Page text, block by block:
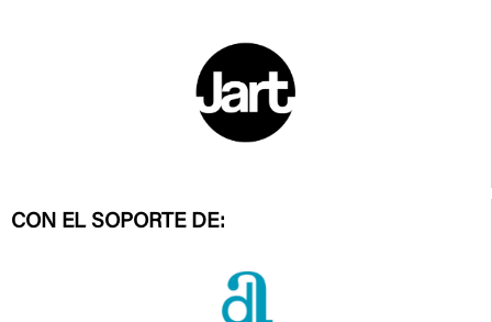
CON EL SOPORTE DE: